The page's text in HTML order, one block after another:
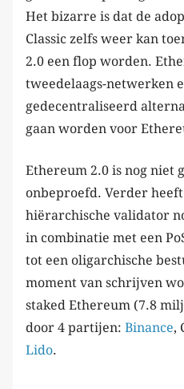
Het bizarre is dat de
Classic zelfs weer kan
2.0 een flop worden.
tweedelaags-netwerken
gedecentraliseerd
gaan worden voor
Ethereum 2.0 is nog niet
onbeproefd. Verder
hiërarchische validator
in combinatie met een
tot een oligarchische
moment van schrijven
staked Ethereum (7.8
door 4 partijen: Binance,
Lido.